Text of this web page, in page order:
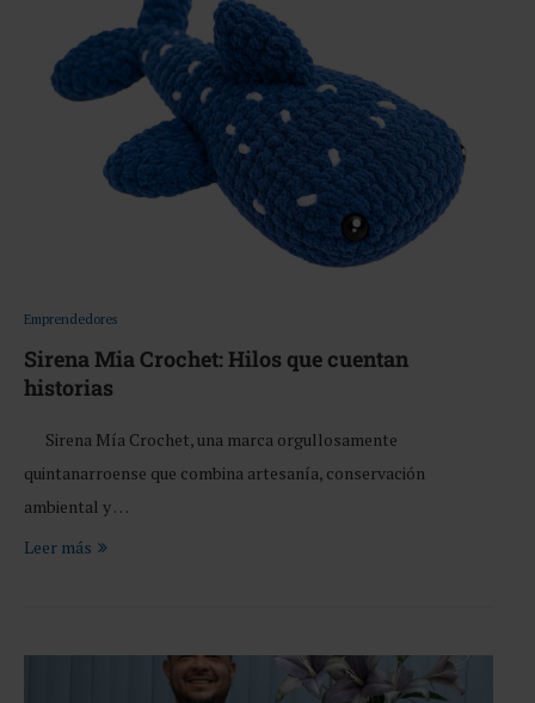
Emprendedores
Sirena Mia Crochet: Hilos que cuentan
historias
Sirena Mía Crochet, una marca orgullosamente
quintanarroense que combina artesanía, conservación
ambiental y …
Leer más